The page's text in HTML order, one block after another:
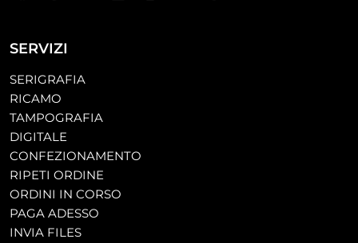
SERVIZI
SERIGRAFIA
RICAMO
TAMPOGRAFIA
DIGITALE
CONFEZIONAMENTO
RIPETI ORDINE
ORDINI IN CORSO
PAGA ADESSO
INVIA FILES